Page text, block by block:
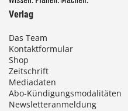
Verlag
Das Team
Kontaktformular
Shop
Zeitschrift
Mediadaten
Abo-Kündigungsmodalitäten
Newsletteranmeldung